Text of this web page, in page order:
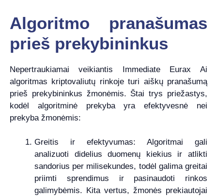
Algoritmo pranašumas
prieš prekybininkus
Nepertraukiamai veikiantis Immediate Eurax Ai
algoritmas kriptovaliutų rinkoje turi aiškų pranašumą
prieš prekybininkus žmonėmis. Štai trys priežastys,
kodėl algoritminė prekyba yra efektyvesnė nei
prekyba žmonėmis:
Greitis ir efektyvumas: Algoritmai gali
analizuoti didelius duomenų kiekius ir atlikti
sandorius per milisekundes, todėl galima greitai
priimti sprendimus ir pasinaudoti rinkos
galimybėmis. Kita vertus, žmonės prekiautojai